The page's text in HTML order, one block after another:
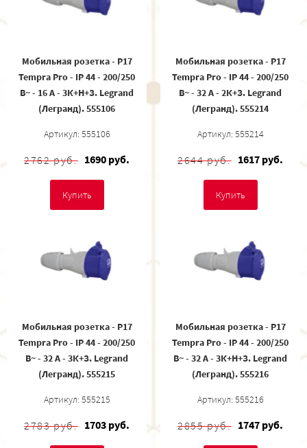
Мобильная розетка - P17
Tempra Pro - IP 44 - 200/250
В~ - 16 A - 3К+Н+З. Legrand
(Легранд). 555106
Артикул: 555106
2762 руб. 1690 руб.
Купить
Мобильная розетка - P17
Tempra Pro - IP 44 - 200/250
В~ - 32 A - 2К+З. Legrand
(Легранд). 555214
Артикул: 555214
2644 руб. 1617 руб.
Купить
Мобильная розетка - P17
Tempra Pro - IP 44 - 200/250
В~ - 32 A - 3К+З. Legrand
(Легранд). 555215
Артикул: 555215
2783 руб. 1703 руб.
Мобильная розетка - P17
Tempra Pro - IP 44 - 200/250
В~ - 32 A - 3К+Н+З. Legrand
(Легранд). 555216
Артикул: 555216
2855 руб. 1747 руб.